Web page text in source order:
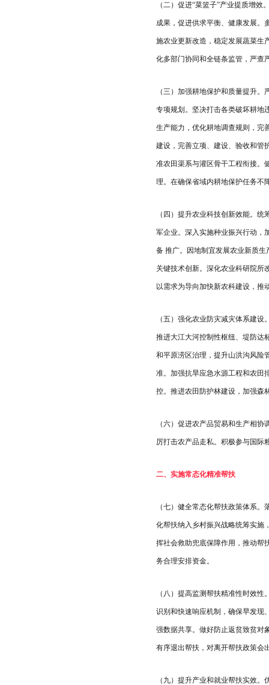
（二）促进“菜篮子”产业提质增
成果，促进供求平衡、健康发展。
施农业更新改造，稳定发展蔬菜生
化多部门协同和全链条监管，严查
（三）加强耕地保护和质量提升
专项规划。坚决打击各类破坏耕地
生产能力，优化耕地调查规则，完
建设，完善立项、建设、验收和管
准农田渠系与灌区骨干工程衔接。
理。在确保省域内耕地保护任务不
（四）提升农业科技创新效能。
军企业。深入实施种业振兴行动，
备 推广。因地制宜发展农业新质
关键技术创新。深化农业科研院所
以需求为导向加快新农科建设，推
（五）强化农业防灾减灾体系建
推进大江大河控制性枢纽、堤防达
和平原涝区治理，提升山洪沟风险
准。加强抗旱应急水源工程和农田
控。推进农田防护林建设，加强森
（六）促进农产品贸易和生产相
厉打击农产品走私。积极参与国际
二、实施常态化精准帮扶
（七）健全常态化帮扶政策体系
化帮扶纳入乡村振兴战略统筹实施
挥社会救助兜底保障作用，推动帮
务合理安排资金。
（八）提高监测帮扶精准性时效
识别和快速响应机制，确保早发现
强数据共享。做好防止返贫致贫对
有序退出帮扶，对离开帮扶政策会
（九）提升产业和就业帮扶实效